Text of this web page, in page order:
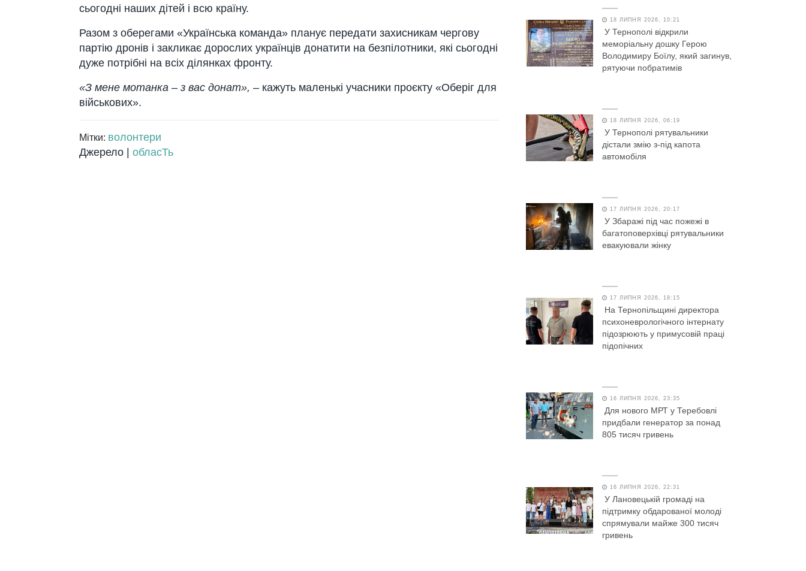
сьогодні наших дітей і всю країну.
Разом з оберегами «Українська команда» планує передати захисникам чергову
партію дронів і закликає дорослих українців донатити на безпілотники, які сьогодні
дуже потрібні на всіх ділянках фронту.
«З мене мотанка – з вас донат», – кажуть маленькі учасники проєкту «Оберіг для
військових».
Мітки: волонтери
Джерело | обласТь
18 ЛИПНЯ 2026, 10:21
У Тернополі відкрили
меморіальну дошку Герою
Володимиру Боїлу, який загинув,
рятуючи побратимів
18 ЛИПНЯ 2026, 06:19
У Тернополі рятувальники
дістали змію з-під капота
автомобіля
17 ЛИПНЯ 2026, 20:17
У Збаражі під час пожежі в
багатоповерхівці рятувальники
евакуювали жінку
17 ЛИПНЯ 2026, 18:15
На Тернопільщині директора
психоневрологічного інтернату
підозрюють у примусовій праці
підопічних
16 ЛИПНЯ 2026, 23:35
Для нового МРТ у Теребовлі
придбали генератор за понад
805 тисяч гривень
16 ЛИПНЯ 2026, 22:31
У Лановецькій громаді на
підтримку обдарованої молоді
спрямували майже 300 тисяч
гривень